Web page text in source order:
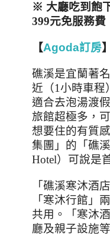
※ 大廳吃到飽
399元免服務費
【Agoda訂房】
礁溪是宜蘭著
近（1小時車程
適合去泡湯渡
旅館超極多，
想要住的有質
集團」的「礁
Hotel）可說是
「礁溪寒沐酒
「寒沐行館」
共用。「寒沐
廳及親子設施